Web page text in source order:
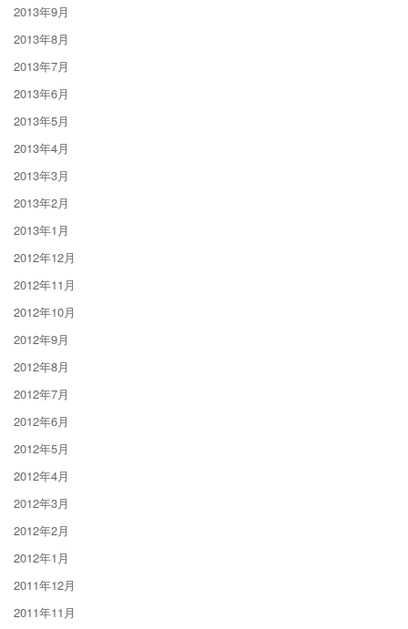
2013年9月
2013年8月
2013年7月
2013年6月
2013年5月
2013年4月
2013年3月
2013年2月
2013年1月
2012年12月
2012年11月
2012年10月
2012年9月
2012年8月
2012年7月
2012年6月
2012年5月
2012年4月
2012年3月
2012年2月
2012年1月
2011年12月
2011年11月